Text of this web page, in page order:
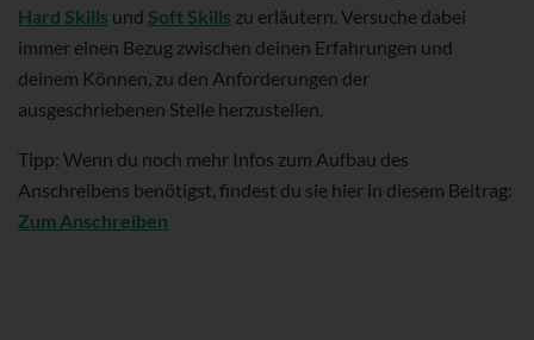
Hard Skills und Soft Skills zu erläutern. Versuche dabei
immer einen Bezug zwischen deinen Erfahrungen und
deinem Können, zu den Anforderungen der
ausgeschriebenen Stelle herzustellen.
Tipp: Wenn du noch mehr Infos zum Aufbau des
Anschreibens benötigst, findest du sie hier in diesem Beitrag:
Zum Anschreiben